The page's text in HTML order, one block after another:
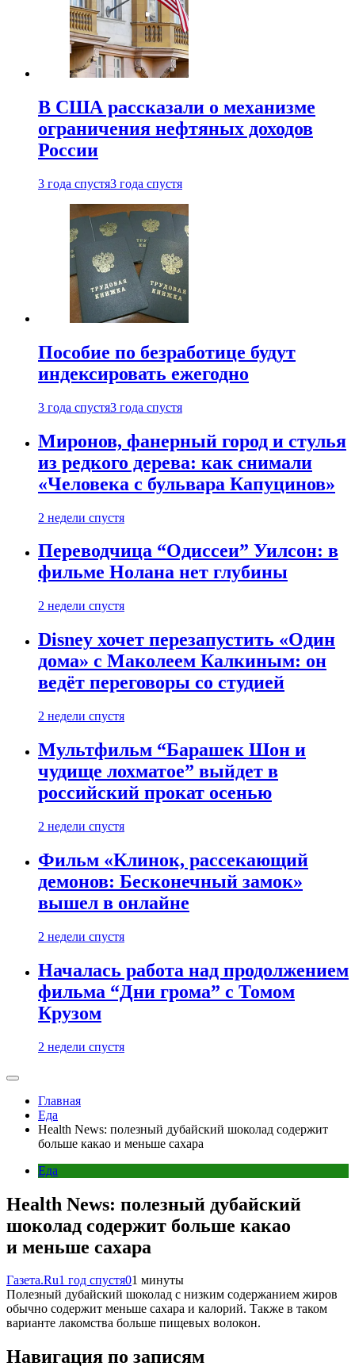
В США рассказали о механизме
ограничения нефтяных доходов
России
3 года спустя3 года спустя
Пособие по безработице будут
индексировать ежегодно
3 года спустя3 года спустя
Миронов, фанерный город и стулья
из редкого дерева: как снимали
«Человека с бульвара Капуцинов»
2 недели спустя
Переводчица “Одиссеи” Уилсон: в
фильме Нолана нет глубины
2 недели спустя
Disney хочет перезапустить «Один
дома» с Маколеем Калкиным: он
ведёт переговоры со студией
2 недели спустя
Мультфильм “Барашек Шон и
чудище лохматое” выйдет в
российский прокат осенью
2 недели спустя
Фильм «Клинок, рассекающий
демонов: Бесконечный замок»
вышел в онлайне
2 недели спустя
Началась работа над продолжением
фильма “Дни грома” с Томом
Крузом
2 недели спустя
Главная
Еда
Health News: полезный дубайский шоколад содержит
больше какао и меньше сахара
Еда
Health News: полезный дубайский
шоколад содержит больше какао
и меньше сахара
Газета.Ru1 год спустя01 минуты
Полезный дубайский шоколад с низким содержанием жиров
обычно содержит меньше сахара и калорий. Также в таком
варианте лакомства больше пищевых волокон.
Навигация по записям